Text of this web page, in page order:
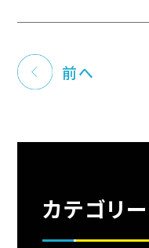
前へ
カテゴリー